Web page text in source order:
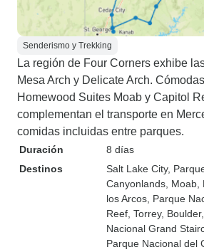
Senderismo y Trekking
La región de Four Corners exhibe
Mesa Arch y Delicate Arch.
Homewood Suites Moab y Capitol
complementan el transporte en
comidas incluidas entre parques.
Duración
8 días
Destinos
Salt Lake City,
Canyonlands , Moab
los Arcos , Parque
Reef , Torrey, Boulder
Nacional Grand
Parque Nacional del